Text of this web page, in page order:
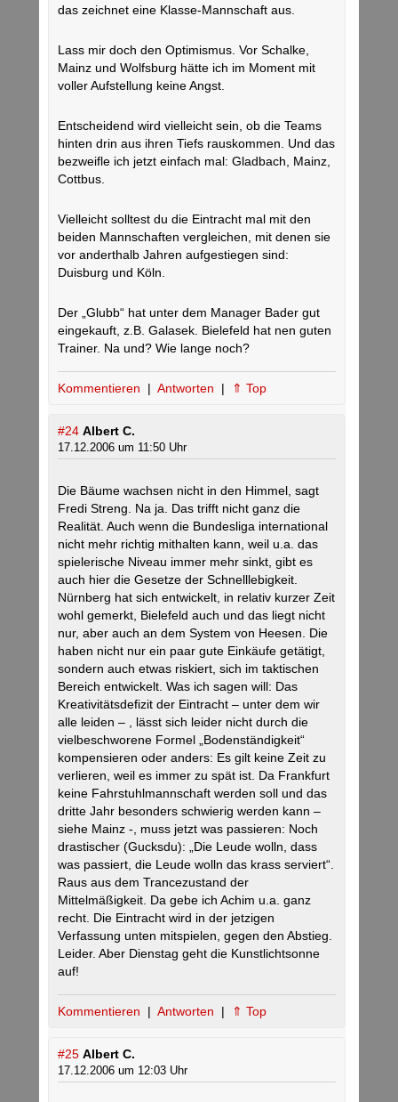
das zeichnet eine Klasse-Mannschaft aus.
Lass mir doch den Optimismus. Vor Schalke,
Mainz und Wolfsburg hätte ich im Moment mit
voller Aufstellung keine Angst.
Entscheidend wird vielleicht sein, ob die Teams
hinten drin aus ihren Tiefs rauskommen. Und das
bezweifle ich jetzt einfach mal: Gladbach, Mainz,
Cottbus.
Vielleicht solltest du die Eintracht mal mit den
beiden Mannschaften vergleichen, mit denen sie
vor anderthalb Jahren aufgestiegen sind:
Duisburg und Köln.
Der „Glubb“ hat unter dem Manager Bader gut
eingekauft, z.B. Galasek. Bielefeld hat nen guten
Trainer. Na und? Wie lange noch?
Kommentieren | Antworten | ⇑ Top
#24 Albert C.
17.12.2006 um 11:50 Uhr
Die Bäume wachsen nicht in den Himmel, sagt
Fredi Streng. Na ja. Das trifft nicht ganz die
Realität. Auch wenn die Bundesliga international
nicht mehr richtig mithalten kann, weil u.a. das
spielerische Niveau immer mehr sinkt, gibt es
auch hier die Gesetze der Schnelllebigkeit.
Nürnberg hat sich entwickelt, in relativ kurzer Zeit
wohl gemerkt, Bielefeld auch und das liegt nicht
nur, aber auch an dem System von Heesen. Die
haben nicht nur ein paar gute Einkäufe getätigt,
sondern auch etwas riskiert, sich im taktischen
Bereich entwickelt. Was ich sagen will: Das
Kreativitätsdefizit der Eintracht – unter dem wir
alle leiden – , lässt sich leider nicht durch die
vielbeschworene Formel „Bodenständigkeit“
kompensieren oder anders: Es gilt keine Zeit zu
verlieren, weil es immer zu spät ist. Da Frankfurt
keine Fahrstuhlmannschaft werden soll und das
dritte Jahr besonders schwierig werden kann –
siehe Mainz -, muss jetzt was passieren: Noch
drastischer (Gucksdu): „Die Leude wolln, dass
was passiert, die Leude wolln das krass serviert“.
Raus aus dem Trancezustand der
Mittelmäßigkeit. Da gebe ich Achim u.a. ganz
recht. Die Eintracht wird in der jetzigen
Verfassung unten mitspielen, gegen den Abstieg.
Leider. Aber Dienstag geht die Kunstlichtsonne
auf!
Kommentieren | Antworten | ⇑ Top
#25 Albert C.
17.12.2006 um 12:03 Uhr